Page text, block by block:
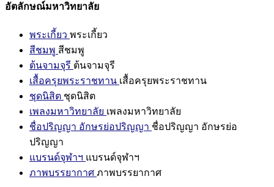
อัตลักษณ์มหาวิทยาลัย
พระเกี้ยว พระเกี้ยว
สีชมพู สีชมพู
ต้นจามจุรี ต้นจามจุรี
เสื้อครุยพระราชทาน เสื้อครุยพระราชทาน
ชุดนิสิต ชุดนิสิต
เพลงมหาวิทยาลัย เพลงมหาวิทยาลัย
ชื่อปริญญา อักษรย่อปริญญา ชื่อปริญญา อักษรย่อ
ปริญญา
แบรนด์จุฬาฯ แบรนด์จุฬาฯ
ภาพบรรยากาศ ภาพบรรยากาศ